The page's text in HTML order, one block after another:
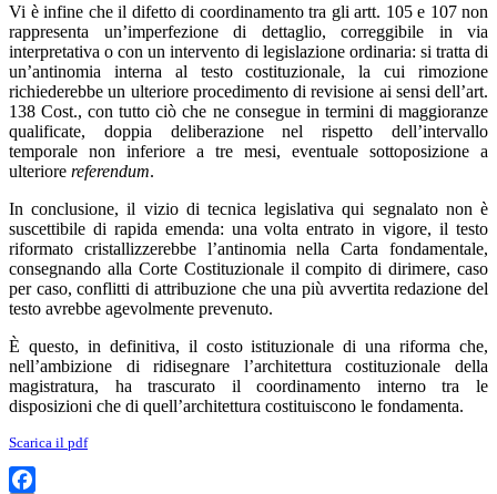
Vi è infine che il difetto di coordinamento tra gli artt. 105 e 107 non
rappresenta un’imperfezione di dettaglio, correggibile in via
interpretativa o con un intervento di legislazione ordinaria: si tratta di
un’antinomia interna al testo costituzionale, la cui rimozione
richiederebbe un ulteriore procedimento di revisione ai sensi dell’art.
138 Cost., con tutto ciò che ne consegue in termini di maggioranze
qualificate, doppia deliberazione nel rispetto dell’intervallo
temporale non inferiore a tre mesi, eventuale sottoposizione a
ulteriore referendum.
In conclusione, il vizio di tecnica legislativa qui segnalato non è
suscettibile di rapida emenda: una volta entrato in vigore, il testo
riformato cristallizzerebbe l’antinomia nella Carta fondamentale,
consegnando alla Corte Costituzionale il compito di dirimere, caso
per caso, conflitti di attribuzione che una più avvertita redazione del
testo avrebbe agevolmente prevenuto.
È questo, in definitiva, il costo istituzionale di una riforma che,
nell’ambizione di ridisegnare l’architettura costituzionale della
magistratura, ha trascurato il coordinamento interno tra le
disposizioni che di quell’architettura costituiscono le fondamenta.
Scarica il pdf